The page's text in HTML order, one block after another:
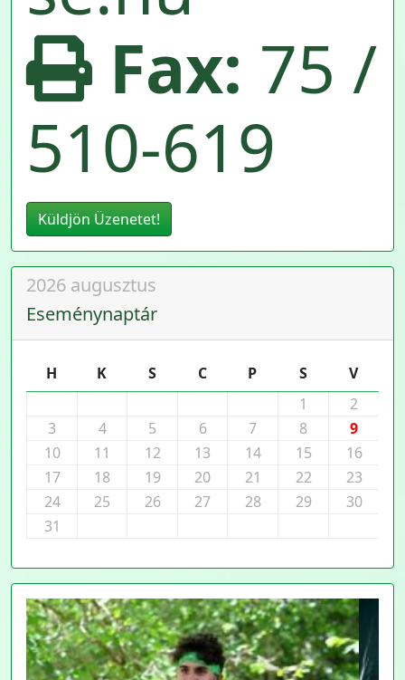
Fax: 75 /
510-619
Küldjön Üzenetet!
2026 augusztus
Eseménynaptár
H K S C P S
V
1
2
3
4 5 6 7 8
9
10
11 12 13 14 15
16
17
18 19 20 21 22
23
24
25 26 27 28 29
30
31